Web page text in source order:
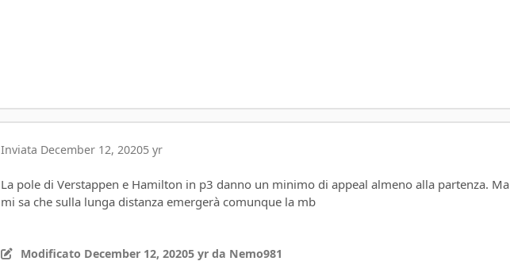
Inviata December 12, 20205 yr
La pole di Verstappen e Hamilton in p3 danno un minimo di appeal almeno alla partenza. Ma
mi sa che sulla lunga distanza emergerà comunque la mb
Modificato December 12, 20205 yrda Nemo981